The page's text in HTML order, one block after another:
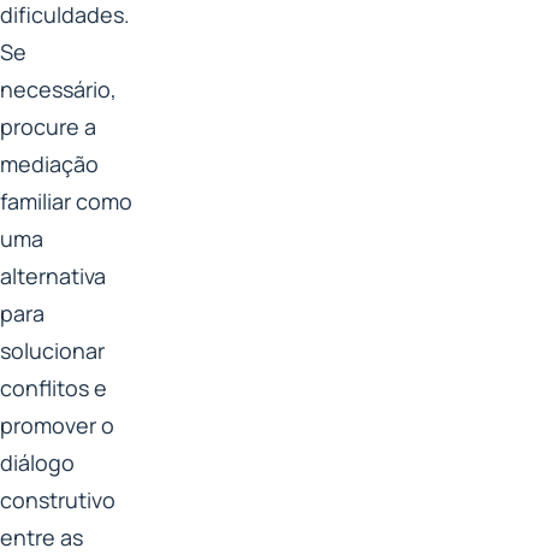
dificuldades.
Se
necessário,
procure a
mediação
familiar como
uma
alternativa
para
solucionar
conflitos e
promover o
diálogo
construtivo
entre as